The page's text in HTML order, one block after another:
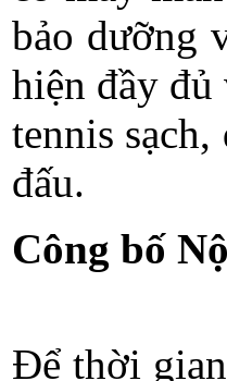
bảo dưỡng
hiện đầy
tennis
đấu.
Công bố
Để thời